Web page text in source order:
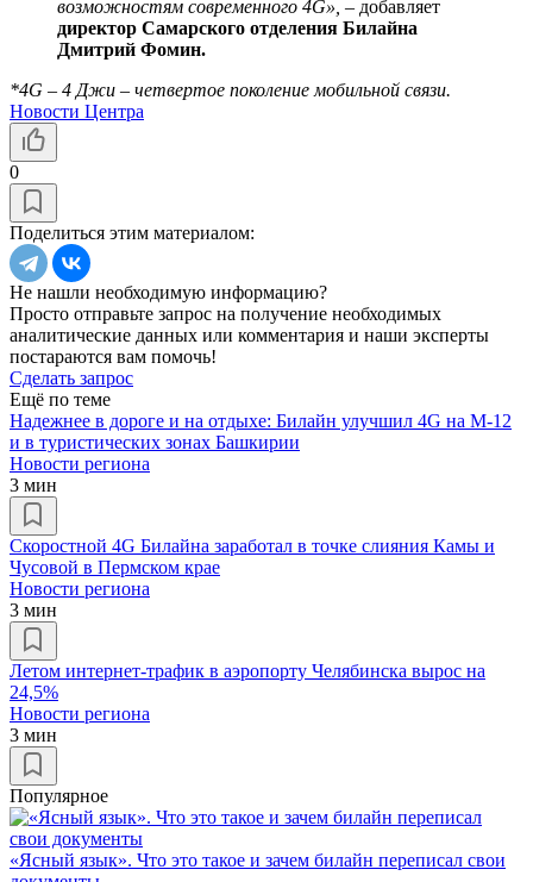
возможностям современного 4G», – добавляет
директор Самарского отделения Билайна
Дмитрий Фомин.
*4G – 4 Джи – четвертое поколение мобильной связи.
Новости Центра
0
Поделиться этим материалом:
Не нашли необходимую информацию?
Просто отправьте запрос на получение необходимых
аналитические данных или комментария и наши эксперты
постараются вам помочь!
Сделать запрос
Ещё по теме
Надежнее в дороге и на отдыхе: Билайн улучшил 4G на М-12
и в туристических зонах Башкирии
Новости региона
3 мин
Скоростной 4G Билайна заработал в точке слияния Камы и
Чусовой в Пермском крае
Новости региона
3 мин
Летом интернет-трафик в аэропорту Челябинска вырос на
24,5%
Новости региона
3 мин
Популярное
«Ясный язык». Что это такое и зачем билайн переписал свои